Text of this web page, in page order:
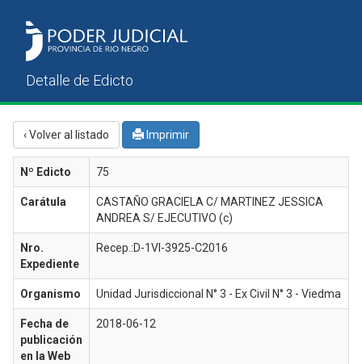
‹ Volver al listado Imprimir
Nº Edicto 75
Carátula
CASTAÑO GRACIELA C/ MARTINEZ JESSICA
ANDREA S/ EJECUTIVO (c)
Nro.
Expediente
Recep.:D-1VI-3925-C2016
Organismo Unidad Jurisdiccional N° 3 - Ex Civil N° 3 - Viedma
Fecha de
publicación
en la Web
2018-06-12